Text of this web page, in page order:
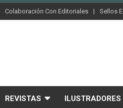
Colaboración Con Editoriales Sellos
REVISTAS ILUSTRADORES